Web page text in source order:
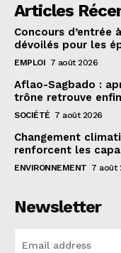
Articles
Concours d’entrée
dévoilés pour les
EMPLOI 7 août 2026
Aflao-Sagbado :
trône retrouve
SOCIÉTÉ 7 août 2026
Changement
renforcent les
ENVIRONNEMENT 7 août
Newsletter